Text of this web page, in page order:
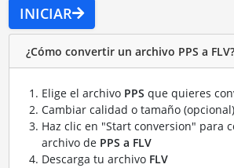
INICIAR
¿Cómo convertir un archivo PPS a FLV?
Elige el archivo PPS que quieres
Cambiar calidad o tamaño (opcional)
Haz clic en "Start conversion" para
archivo de PPS a FLV
Descarga tu archivo FLV